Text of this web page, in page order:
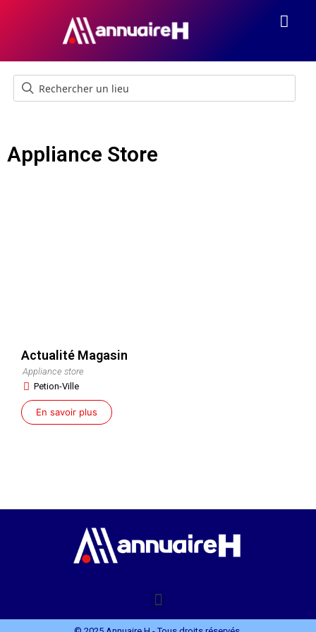
Appliance Store
Actualité Magasin
Appliance store
Petion-Ville
En savoir plus